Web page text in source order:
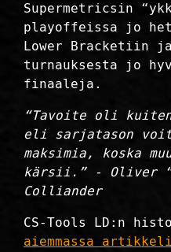
Supermetricsin
playoffeissa jo
Lower Bracketiin
turnauksesta jo
finaaleja.
“Tavoite oli
eli sarjatason
maksimia, koska
kärsii.” - Oliver
Colliander
CS-Tools LD:n
aiemmassa